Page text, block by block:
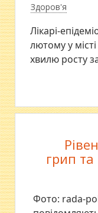
Здоров'я
Лікарі-
лютому у
хвилю росту
грип та
Фото: rada-